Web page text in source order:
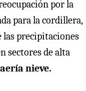
por la
para la cordillera,
las precipitaciones
sectores de alta
nieve.